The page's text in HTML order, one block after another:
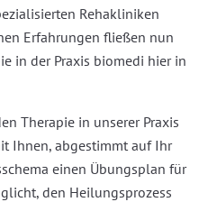
Rehakliniken
Erfahrungen fließen nun
in der Praxis biomedi hier in
Therapie in unserer Praxis
Ihnen, abgestimmt auf Ihr
einen Übungsplan für
den Heilungsprozess